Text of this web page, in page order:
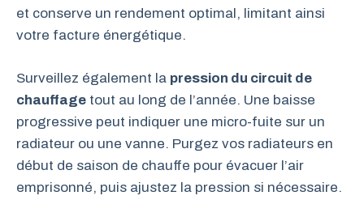
et conserve un rendement optimal, limitant ainsi
votre facture énergétique.
Surveillez également la pression du circuit de
chauffage tout au long de l’année. Une baisse
progressive peut indiquer une micro-fuite sur un
radiateur ou une vanne. Purgez vos radiateurs en
début de saison de chauffe pour évacuer l’air
emprisonné, puis ajustez la pression si nécessaire.